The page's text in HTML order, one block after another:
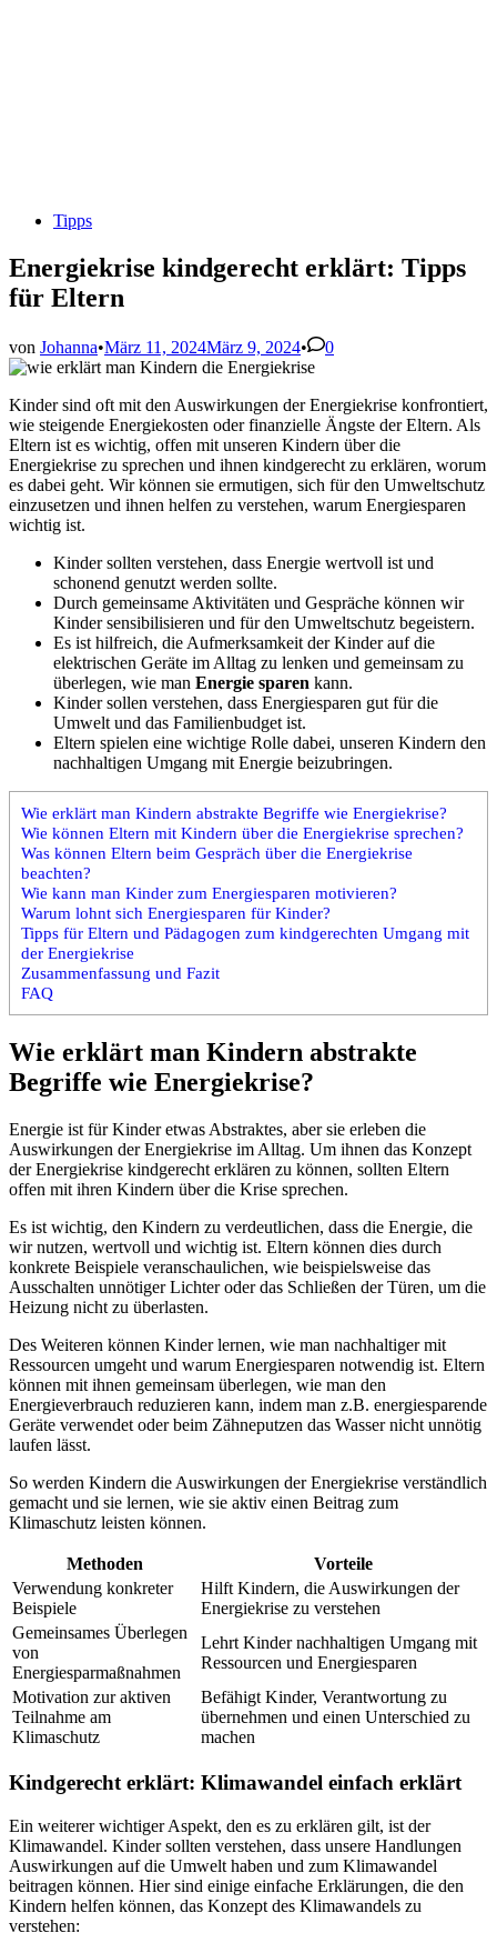
Veröffentlicht
Tipps
Energiekrise kindgerecht erklärt: Tipps
für Eltern
von Johanna•März 11, 2024März 9, 2024• 0
Kinder sind oft mit den Auswirkungen der Energiekrise konfrontiert,
wie steigende Energiekosten oder finanzielle Ängste der Eltern. Als
Eltern ist es wichtig, offen mit unseren Kindern über die
Energiekrise zu sprechen und ihnen kindgerecht zu erklären, worum
es dabei geht. Wir können sie ermutigen, sich für den Umweltschutz
einzusetzen und ihnen helfen zu verstehen, warum Energiesparen
wichtig ist.
Kinder sollten verstehen, dass Energie wertvoll ist und
schonend genutzt werden sollte.
Durch gemeinsame Aktivitäten und Gespräche können wir
Kinder sensibilisieren und für den Umweltschutz begeistern.
Es ist hilfreich, die Aufmerksamkeit der Kinder auf die
elektrischen Geräte im Alltag zu lenken und gemeinsam zu
überlegen, wie man Energie sparen kann.
Kinder sollen verstehen, dass Energiesparen gut für die
Umwelt und das Familienbudget ist.
Eltern spielen eine wichtige Rolle dabei, unseren Kindern den
nachhaltigen Umgang mit Energie beizubringen.
Wie erklärt man Kindern abstrakte Begriffe wie Energiekrise?
Wie können Eltern mit Kindern über die Energiekrise sprechen?
Was können Eltern beim Gespräch über die Energiekrise
beachten?
Wie kann man Kinder zum Energiesparen motivieren?
Warum lohnt sich Energiesparen für Kinder?
Tipps für Eltern und Pädagogen zum kindgerechten Umgang mit
der Energiekrise
Zusammenfassung und Fazit
FAQ
Wie erklärt man Kindern abstrakte
Begriffe wie Energiekrise?
Energie ist für Kinder etwas Abstraktes, aber sie erleben die
Auswirkungen der Energiekrise im Alltag. Um ihnen das Konzept
der Energiekrise kindgerecht erklären zu können, sollten Eltern
offen mit ihren Kindern über die Krise sprechen.
Es ist wichtig, den Kindern zu verdeutlichen, dass die Energie, die
wir nutzen, wertvoll und wichtig ist. Eltern können dies durch
konkrete Beispiele veranschaulichen, wie beispielsweise das
Ausschalten unnötiger Lichter oder das Schließen der Türen, um die
Heizung nicht zu überlasten.
Des Weiteren können Kinder lernen, wie man nachhaltiger mit
Ressourcen umgeht und warum Energiesparen notwendig ist. Eltern
können mit ihnen gemeinsam überlegen, wie man den
Energieverbrauch reduzieren kann, indem man z.B. energiesparende
Geräte verwendet oder beim Zähneputzen das Wasser nicht unnötig
laufen lässt.
So werden Kindern die Auswirkungen der Energiekrise verständlich
gemacht und sie lernen, wie sie aktiv einen Beitrag zum
Klimaschutz leisten können.
Methoden
Vorteile
Verwendung konkreter
Beispiele
Hilft Kindern, die Auswirkungen der
Energiekrise zu verstehen
Gemeinsames Überlegen
von
Energiesparmaßnahmen
Lehrt Kinder nachhaltigen Umgang mit
Ressourcen und Energiesparen
Motivation zur aktiven
Teilnahme am
Klimaschutz
Befähigt Kinder, Verantwortung zu
übernehmen und einen Unterschied zu
machen
Kindgerecht erklärt: Klimawandel einfach erklärt
Ein weiterer wichtiger Aspekt, den es zu erklären gilt, ist der
Klimawandel. Kinder sollten verstehen, dass unsere Handlungen
Auswirkungen auf die Umwelt haben und zum Klimawandel
beitragen können. Hier sind einige einfache Erklärungen, die den
Kindern helfen können, das Konzept des Klimawandels zu
verstehen: